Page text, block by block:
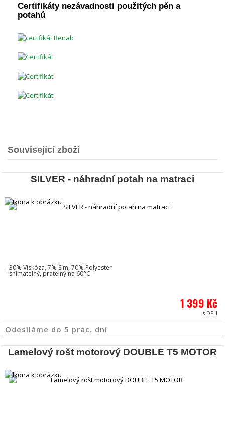
Certifikáty nezávadnosti použitých pěn a
potahů
Související zboží
SILVER - náhradní potah na matraci
- 30% Viskóza, 7% Sim, 70% Polyester
- snímatelný, pratelný na 60°C
1 399 Kč
s DPH
Odesíláme do 5 prac. dní
Lamelový rošt motorový DOUBLE T5 MOTOR